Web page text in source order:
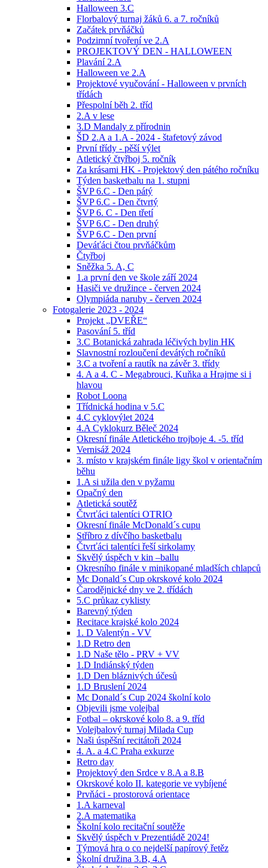
Halloween 3.C
Florbalový turnaj žáků 6. a 7. ročníků
Začátek prvňáčků
Podzimní tvoření ve 2.A
PROJEKTOVÝ DEN - HALLOWEEN
Plavání 2.A
Halloween ve 2.A
Projektové vyučování - Halloween v prvních
třídách
Přespolní běh 2. tříd
2.A v lese
3.D Mandaly z přírodnin
ŠD 2.A a 1.A - 2024 - štafetový závod
První třídy - pěší výlet
Atletický čtyřboj 5. ročník
Za krásami HK - Projektový den pátého ročníku
Týden basketbalu na 1. stupni
ŠVP 6.C - Den pátý
ŠVP 6.C - Den čtvrtý
ŠVP 6. C - Den třetí
ŠVP 6.C - Den druhý
ŠVP 6.C - Den první
Deváťáci čtou prvňáčkům
Čtyřboj
Sněžka 5. A, C
1.a první den ve škole září 2024
Hasiči ve družince - červen 2024
Olympiáda naruby - červen 2024
Fotogalerie 2023 - 2024
Projekt „DVEŘE“
Pasování 5. tříd
3.C Botanická zahrada léčivých bylin HK
Slavnostní rozloučení devátých ročníků
3.C a tvoření a rautík na závěr 3. třídy
4. A a 4. C - Megabrouci, Kuňka a Hrajme si i
hlavou
Robot Loona
Třídnická hodina v 5.C
4.C cyklovýlet 2024
4.A Cyklokurz Běleč 2024
Okresní finále Atletického trojboje 4. -5. tříd
Vernisáž 2024
3. místo v krajském finále ligy škol v orientačním
běhu
1.A si užila den v pyžamu
Opačný den
Atletická soutěž
Čtvrťáci talentíci OTRIO
Okresní finále McDonald´s cupu
Stříbro z dívčího basketbalu
Čtvrťáci talentíci řeší sirkolamy
Skvělý úspěch v kin –ballu
Okresního finále v minikopané mladších chlapců
Mc Donald´s Cup okrskové kolo 2024
Čarodějnické dny ve 2. třídách
5.C průkaz cyklisty
Barevný týden
Recitace krajské kolo 2024
1. D Valentýn - VV
1.D Retro den
1.D Naše tělo - PRV + VV
1.D Indiánský týden
1.D Den bláznivých účesů
1.D Bruslení 2024
Mc Donald´s Cup 2024 školní kolo
Objevili jsme volejbal
Fotbal – okrskové kolo 8. a 9. tříd
Volejbalový turnaj Milada Cup
Naši úspěšní recitátoři 2024
4. A. a 4.C Praha exkurze
Retro day
Projektový den Srdce v 8.A a 8.B
Okrskové kolo II. kategorie ve vybíjené
Prvňáci - prostorová orientace
1.A karneval
2.A matematika
Školní kolo recitační soutěže
Skvělý úspěch v Prezentiádě 2024!
Týmová hra o co nejdelší papírový řetěz
Školní družina 3.B, 4.A